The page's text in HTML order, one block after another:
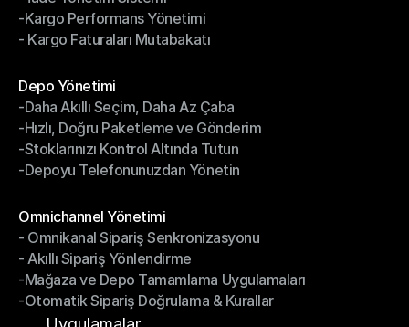
- İade Yönetim Sistemi
-Kargo Performans Yönetimi
-Kargo Performans Yönetimi
- Kargo Faturaları Mutabakatı
Depo Yönetimi
Depo Yönetimi
-Daha Akıllı Seçim, Daha Az Çaba
-Daha Akıllı Seçim, Daha Az Çaba
-Hızlı, Doğru Paketleme ve Gönderim
-Hızlı, Doğru Paketleme ve Gönderim
-Stoklarınızı Kontrol Altında Tutun
-Stoklarınızı Kontrol Altında Tutun
-Depoyu Telefonunuzdan Yönetin
Omnichannel Yönetimi
Omnichannel Yönetimi
- Omnikanal Sipariş Senkronizasyonu
- Omnikanal Sipariş Senkronizasyonu
- Akıllı Sipariş Yönlendirme
- Akıllı Sipariş Yönlendirme
-Mağaza ve Depo Tamamlama Uygulamaları
-Mağaza ve Depo Tamamlama Uygulamaları
-Otomatik Sipariş Doğrulama & Kurallar
-Otomatik Sipariş Doğrulama & Kurallar